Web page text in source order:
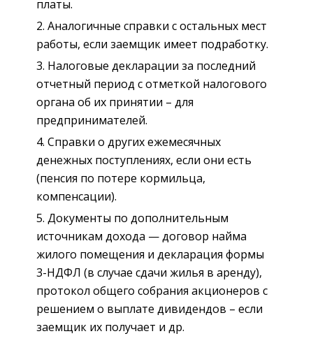
платы.
Аналогичные справки с остальных мест
работы, если заемщик имеет подработку.
Налоговые декларации за последний
отчетный период с отметкой налогового
органа об их принятии – для
предпринимателей.
Справки о других ежемесячных
денежных поступлениях, если они есть
(пенсия по потере кормильца,
компенсации).
Документы по дополнительным
источникам дохода — договор найма
жилого помещения и декларация формы
3-НДФЛ (в случае сдачи жилья в аренду),
протокол общего собрания акционеров с
решением о выплате дивидендов – если
заемщик их получает и др.